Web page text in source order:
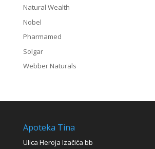
Natural Wealth
Nobel
Pharmamed
Solgar
Webber Naturals
Apoteka Tina
Ulica Heroja Izačića bb